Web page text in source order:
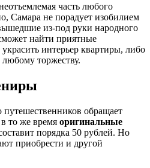
часть любого
Самара не порадует изобилием
из-под руки народного
найти приятные
интерьер квартиры, либо
торжеству.
обращает
то же время оригинальные
порядка 50 рублей. Но
приобрести и другой